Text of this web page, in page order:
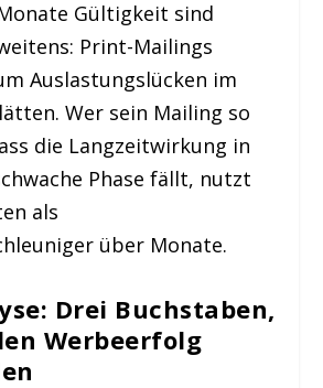
Gültigkeit sind
Print-Mailings
Auslastungslücken im
Wer sein Mailing so
die Langzeitwirkung in
Phase fällt, nutzt
als
über Monate.
Drei Buchstaben,
Werbeerfolg